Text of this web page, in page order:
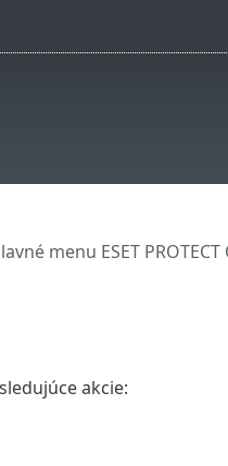
menu ESET PROTECT
akcie: